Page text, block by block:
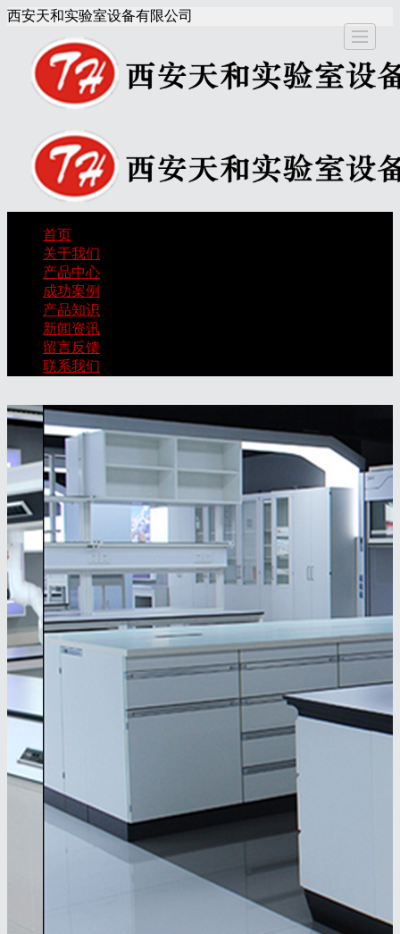
西安天和实验室设备有限公司
首页
首页
关于我们
产品中心
成功案例
产品知识
新闻资讯
留言反馈
联系我们